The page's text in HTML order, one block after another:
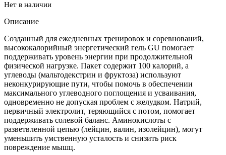
Нет в наличии
Описание
Созданный для ежедневных тренировок и соревнований,
высококалорийный энергетический гель GU помогает
поддерживать уровень энергии при продолжительной
физической нагрузке. Пакет содержит 100 калорий, а
углеводы (мальтодекстрин и фруктоза) используют
неконкурирующие пути, чтобы помочь в обеспечении
максимального углеводного поглощения и усваивания,
одновременно не допуская проблем с желудком. Натрий,
первичный электролит, теряющийся с потом, помогает
поддерживать солевой баланс. Аминокислоты с
разветвленной цепью (лейцин, валин, изолейцин), могут
уменьшить умственную усталость и снизить риск
повреждение мышц.